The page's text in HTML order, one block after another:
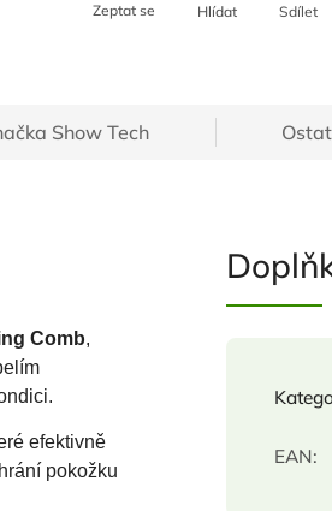
Zeptat se Hlídat Sdílet
Show Tech
Comb,
efektivně
pokožku
EAN: